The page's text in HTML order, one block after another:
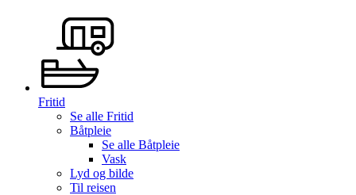
Fritid
Se alle Fritid
Båtpleie
Se alle Båtpleie
Vask
Lyd og bilde
Til reisen